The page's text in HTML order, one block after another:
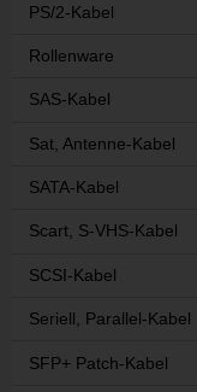
PS/2-Kabel
Rollenware
SAS-Kabel
Sat, Antenne-Kabel
SATA-Kabel
Scart, S-VHS-Kabel
SCSI-Kabel
Seriell, Parallel-Kabel
SFP+ Patch-Kabel